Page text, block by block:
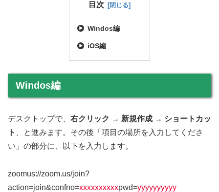
目次
Windos編
iOS編
Windos編
デスクトップで、 右クリック → 新規作成 → ショートカッ
ト
、と進みます。その後「項目の場所を入力してくださ
い」の部分に、以下を入力します。
zoomus://zoom.us/join?
action=join&confno=xxxxxxxxxxpwd=yyyyyyyyyy